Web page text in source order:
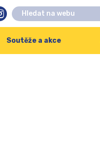
Soutěže a akce